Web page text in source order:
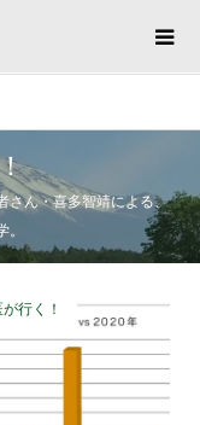
さん・喜多智靖による、
行く！